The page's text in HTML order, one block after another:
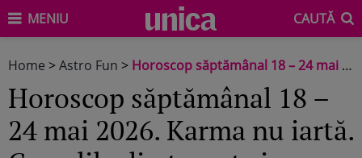
MENIU CAUTĂ
Home >Astro Fun > Horoscop săptămânal 18 – 24 mai 2026. Karma nu iartă. Greșelile din trecut și deciziile amânate sunt scoase la suprafață. O zodie primește o lecție dureroasă
Horoscop săptămânal 18 –
24 mai 2026. Karma nu iartă.